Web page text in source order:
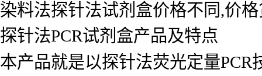
染料法探针法试剂盒价格不同,价
探针法PCR试剂盒产品及特点
本产品就是以探针法荧光定量